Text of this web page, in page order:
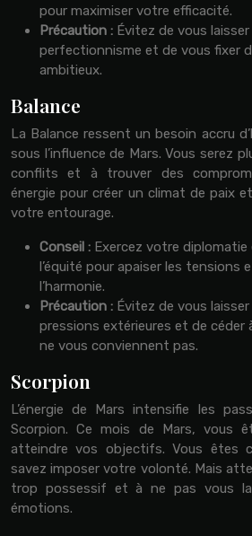
pour maximiser votre efficacité.
Précaution : Évitez de vous
perfectionnisme et de vous fixer
ambitieux.
Balance
La Balance ressent un besoin accru
sous l’influence de Mars. Vous serez
conflits et à trouver des
énergie pour créer un climat de paix
votre entourage.
Conseil : Exercez votre
l’équité pour apaiser les tensions
l’harmonie.
Précaution : Évitez de vous
pressions extérieures et de céder
ne vous conviennent pas.
Scorpion
L’énergie de Mars intensifie les
Scorpion. Ce mois de Mars, vous
atteindre vos objectifs. Vous êtes
savez imposer votre volonté. Mais
trop possessif et à ne pas vous
émotions.